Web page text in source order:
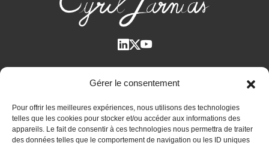
Gérer le consentement
Pour offrir les meilleures expériences, nous utilisons des technologies
telles que les cookies pour stocker et/ou accéder aux informations des
appareils. Le fait de consentir à ces technologies nous permettra de traiter
des données telles que le comportement de navigation ou les ID uniques
Plan des articles
Cyril Jarnias dans la Presse